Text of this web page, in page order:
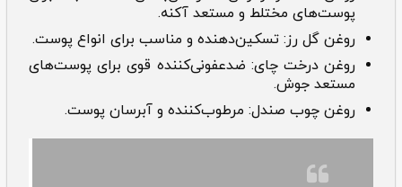
پوست‌های مختلط و مستعد آکنه.
روغن گل رز: تسکین‌دهنده و مناسب برای انواع پوست.
روغن درخت چای: ضدعفونی‌کننده قوی برای پوست‌های
مستعد جوش.
روغن چوب صندل: مرطوب‌کننده و آبرسان پوست.